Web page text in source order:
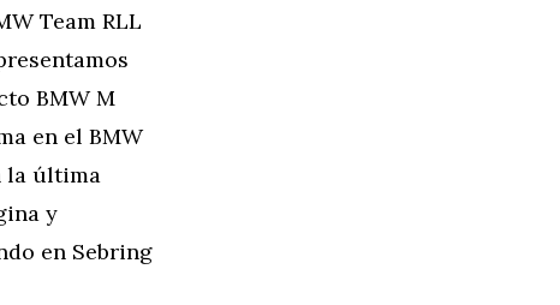
Team RLL
BMW M
en el BMW
la última
y
en Sebring